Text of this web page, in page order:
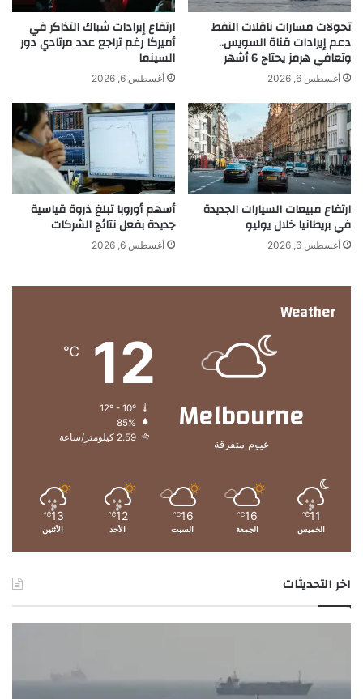
ل
ح
م
ا
ي
ا
ل
ص
ن
ا
ع
ة
ا
ل
م
ا
ل
م
س
ث
م
ر
ي
ن
ل
ب
ي
ا
تحولات مسارات ناقلات النفط
دعم إيرادات قناة السويس..
وتعافي هرمز يحتاج 6 أشهر
أغسطس 6, 2026
ارتفاع إيرادات شباك التذاكر في
أميركا رغم تراجع عدد مرتادي دور
السينما
أغسطس 6, 2026
ارتفاع مبيعات السيارات الجديدة
في بريطانيا خلال يوليو
أغسطس 6, 2026
أسهم أوروبا تبلغ ذروة قياسية
جديدة بفعل نتائج الشركات
أغسطس 6, 2026
Weather
Melbourne
غيوم متفرقة
12
℃
85%
2.59 كيلومتر/ساعة
11
℃
الخميس
16
℃
الجمعة
16
℃
السبت
12
℃
الأحد
13
℃
الأثنين
اخر التحديثات